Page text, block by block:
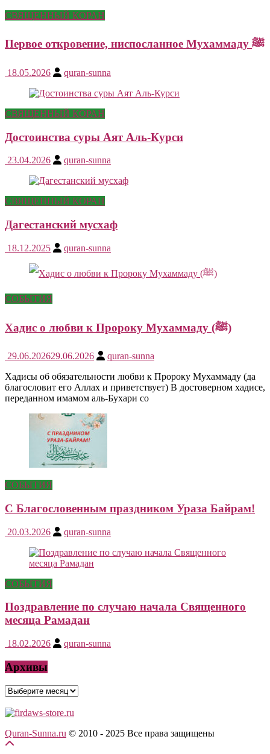
СВЯЩЕННЫЙ КОРАН
Первое откровение, ниспосланное Мухаммаду ﷺ
18.05.2026 quran-sunna
СВЯЩЕННЫЙ КОРАН
Достоинства суры Аят Аль-Курси
23.04.2026 quran-sunna
СВЯЩЕННЫЙ КОРАН
Дагестанский мусхаф
18.12.2025 quran-sunna
СОБЫТИЯ
Хадис о любви к Пророку Мухаммаду (ﷺ)
29.06.202629.06.2026
quran-sunna
Хадисы об обязательности любви к Пророку Мухаммаду (да
благословит его Аллах и приветствует) В достоверном хадисе,
переданном имамом аль-Бухари со
СОБЫТИЯ
С Благословенным праздником Ураза Байрам!
20.03.2026 quran-sunna
СОБЫТИЯ
Поздравление по случаю начала Священного
месяца Рамадан
18.02.2026 quran-sunna
Архивы
Архивы
Quran-Sunna.ru © 2010 - 2025 Все права защищены